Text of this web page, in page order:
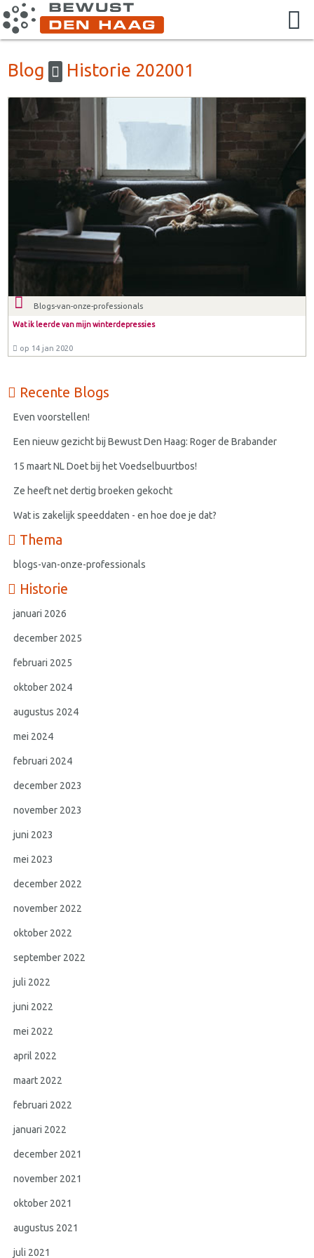
Blog Historie 202001
Blogs-van-onze-professionals
Wat ik leerde van mijn winterdepressies
op 14 jan 2020
Recente Blogs
Even voorstellen!
Een nieuw gezicht bij Bewust Den Haag: Roger de Brabander
15 maart NL Doet bij het Voedselbuurtbos!
Ze heeft net dertig broeken gekocht
Wat is zakelijk speeddaten - en hoe doe je dat?
Thema
blogs-van-onze-professionals
Historie
januari 2026
december 2025
februari 2025
oktober 2024
augustus 2024
mei 2024
februari 2024
december 2023
november 2023
juni 2023
mei 2023
december 2022
november 2022
oktober 2022
september 2022
juli 2022
juni 2022
mei 2022
april 2022
maart 2022
februari 2022
januari 2022
december 2021
november 2021
oktober 2021
augustus 2021
juli 2021